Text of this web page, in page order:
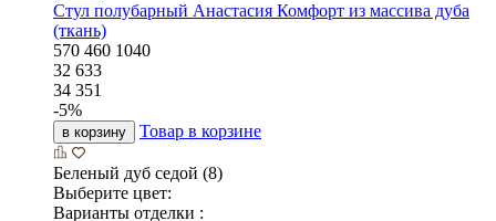
Стул полубарный Анастасия Комфорт из массива дуба
(ткань)
570 460 1040
32 633
34 351
-5%
в корзину Товар в корзине
Беленый дуб седой (8)
Выберите цвет:
Варианты отделки :